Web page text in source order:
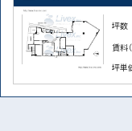
坪数
賃料
坪単